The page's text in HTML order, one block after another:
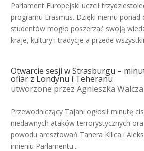
Parlament Europejski uczcił
programu Erasmus. Dzięki niemu
studentów mogło poszerzać swoją
kraje, kultury i tradycje a przede
Otwarcie sesji w Strasburgu –
ofiar z Londynu i Teheranu
utworzone przezAgnieszka
Przewodniczący Tajani ogłosił minutę
niedawnych ataków terrorystycznych
powodu aresztowań Tanera Kilica i
imieniu Parlamentu...